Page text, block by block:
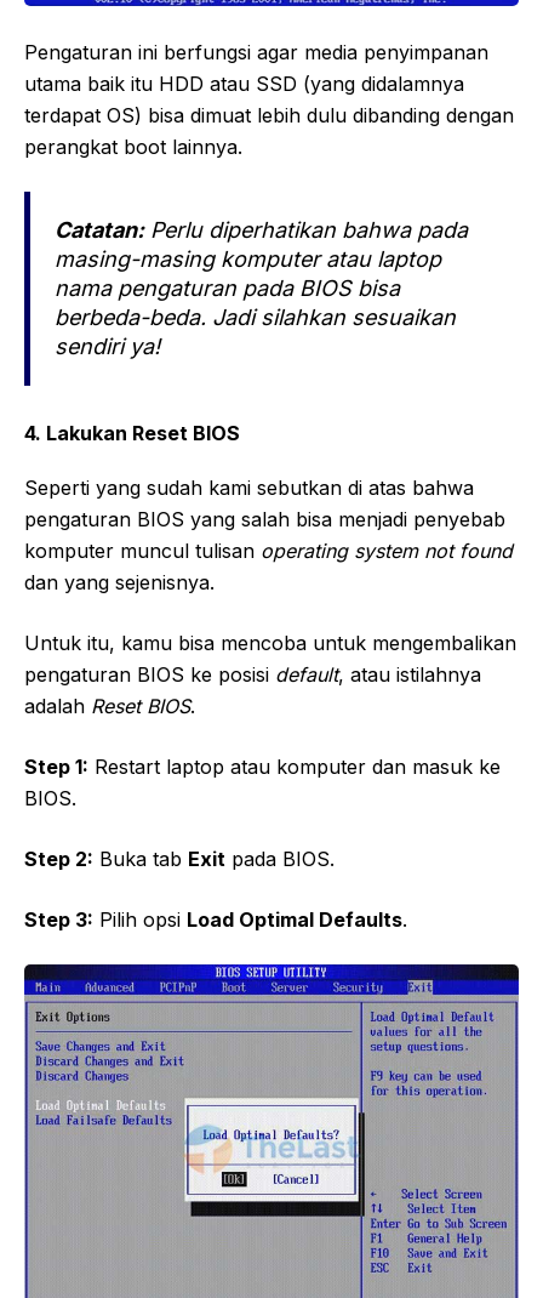
Pengaturan ini berfungsi agar media penyimpanan
utama baik itu HDD atau SSD (yang didalamnya
terdapat OS) bisa dimuat lebih dulu dibanding dengan
perangkat boot lainnya.
Catatan:Perlu diperhatikan bahwa pada
masing-masing komputer atau laptop
nama pengaturan pada BIOS bisa
berbeda-beda. Jadi silahkan sesuaikan
sendiri ya!
4. Lakukan Reset BIOS
Seperti yang sudah kami sebutkan di atas bahwa
pengaturan BIOS yang salah bisa menjadi penyebab
komputer muncul tulisan operating system not found
dan yang sejenisnya.
Untuk itu, kamu bisa mencoba untuk mengembalikan
pengaturan BIOS ke posisi default, atau istilahnya
adalah Reset BIOS.
Step 1: Restart laptop atau komputer dan masuk ke
BIOS.
Step 2: Buka tab Exit pada BIOS.
Step 3: Pilih opsi Load Optimal Defaults.